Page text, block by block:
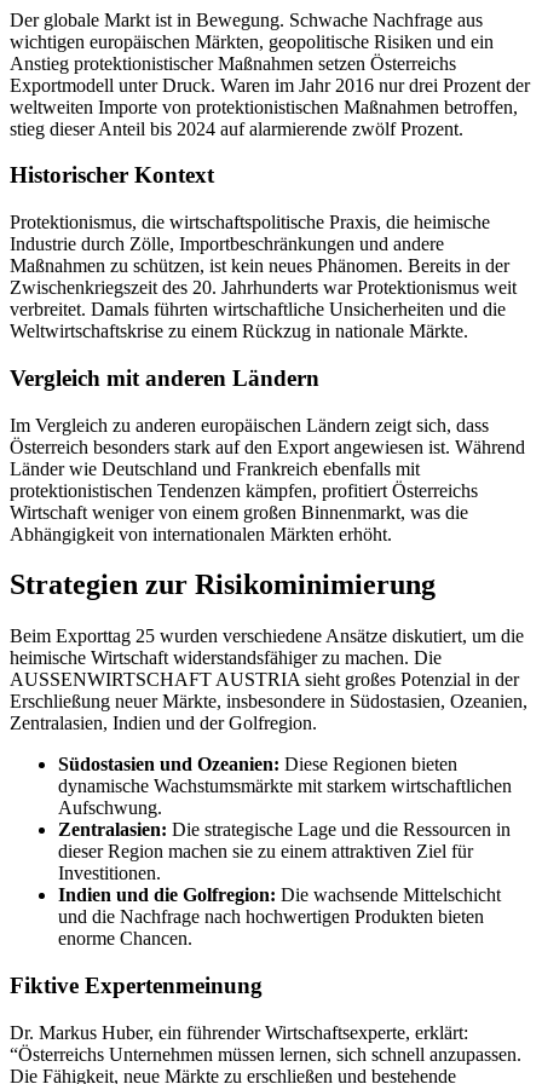
Der globale Markt ist in Bewegung. Schwache Nachfrage aus
wichtigen europäischen Märkten, geopolitische Risiken und ein
Anstieg protektionistischer Maßnahmen setzen Österreichs
Exportmodell unter Druck. Waren im Jahr 2016 nur drei Prozent der
weltweiten Importe von protektionistischen Maßnahmen betroffen,
stieg dieser Anteil bis 2024 auf alarmierende zwölf Prozent.
Historischer Kontext
Protektionismus, die wirtschaftspolitische Praxis, die heimische
Industrie durch Zölle, Importbeschränkungen und andere
Maßnahmen zu schützen, ist kein neues Phänomen. Bereits in der
Zwischenkriegszeit des 20. Jahrhunderts war Protektionismus weit
verbreitet. Damals führten wirtschaftliche Unsicherheiten und die
Weltwirtschaftskrise zu einem Rückzug in nationale Märkte.
Vergleich mit anderen Ländern
Im Vergleich zu anderen europäischen Ländern zeigt sich, dass
Österreich besonders stark auf den Export angewiesen ist. Während
Länder wie Deutschland und Frankreich ebenfalls mit
protektionistischen Tendenzen kämpfen, profitiert Österreichs
Wirtschaft weniger von einem großen Binnenmarkt, was die
Abhängigkeit von internationalen Märkten erhöht.
Strategien zur Risikominimierung
Beim Exporttag 25 wurden verschiedene Ansätze diskutiert, um die
heimische Wirtschaft widerstandsfähiger zu machen. Die
AUSSENWIRTSCHAFT AUSTRIA sieht großes Potenzial in der
Erschließung neuer Märkte, insbesondere in Südostasien, Ozeanien,
Zentralasien, Indien und der Golfregion.
Südostasien und Ozeanien: Diese Regionen bieten
dynamische Wachstumsmärkte mit starkem wirtschaftlichen
Aufschwung.
Zentralasien: Die strategische Lage und die Ressourcen in
dieser Region machen sie zu einem attraktiven Ziel für
Investitionen.
Indien und die Golfregion: Die wachsende Mittelschicht
und die Nachfrage nach hochwertigen Produkten bieten
enorme Chancen.
Fiktive Expertenmeinung
Dr. Markus Huber, ein führender Wirtschaftsexperte, erklärt:
“Österreichs Unternehmen müssen lernen, sich schnell anzupassen.
Die Fähigkeit, neue Märkte zu erschließen und bestehende